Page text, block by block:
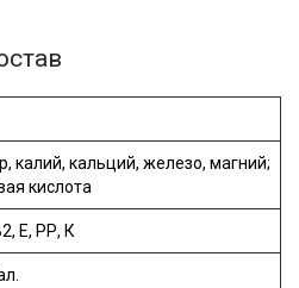
калий, кальций, железо, магний;
кислота
Е, РР, К